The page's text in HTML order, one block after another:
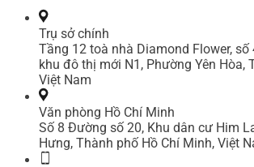
Trụ sở chính
Tầng 12 toà nhà Diamond Flower, số
khu đô thị mới N1, Phường Yên Hòa,
Việt Nam
Văn phòng Hồ Chí Minh
Số 8 Đường số 20, Khu dân cư Him
Hưng, Thành phố Hồ Chí Minh, Việt